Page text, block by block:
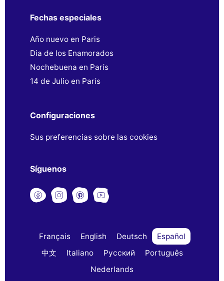
Fechas especiales
Año nuevo en Paris
Dia de los Enamorados
Nochebuena en París
14 de Julio en París
Configuraciones
Sus preferencias sobre las cookies
Síguenos
Français English Deutsch
Español
中文
Italiano Русский
Português
Nederlands